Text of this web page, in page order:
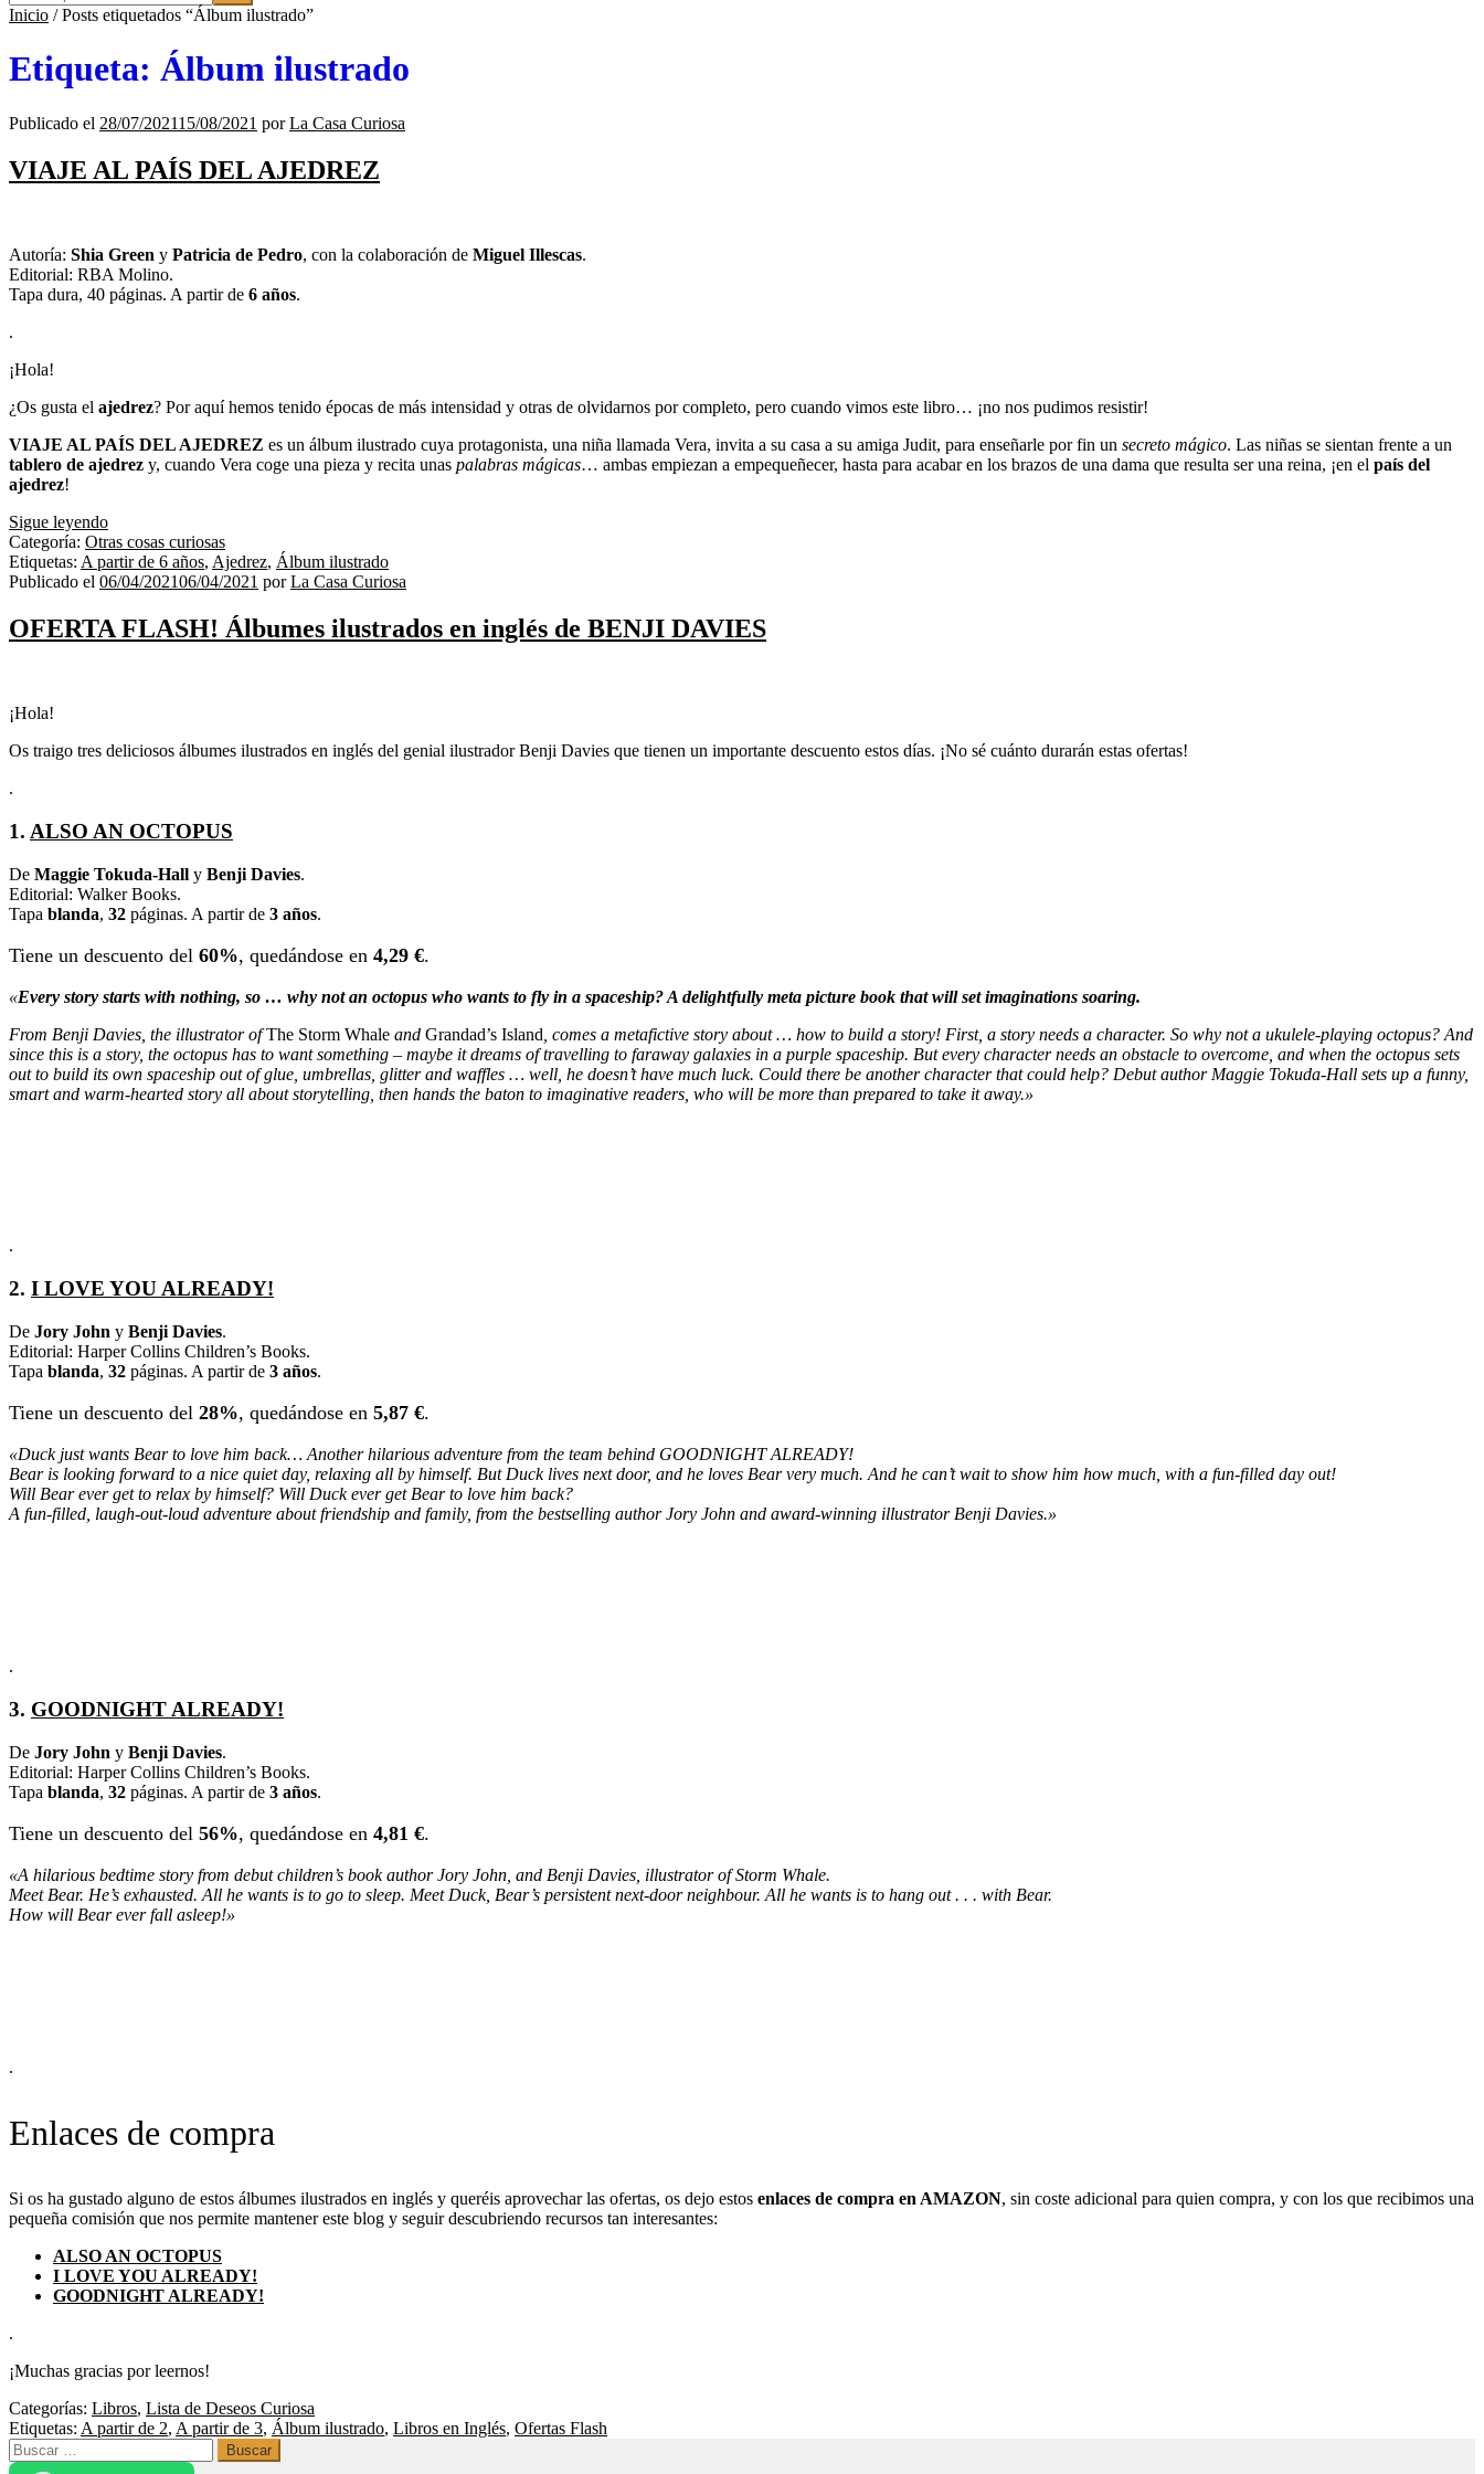
i
n
a
n
c
a
o
r
í
Inicio /Posts etiquetados “Álbum ilustrado”
Etiqueta: Álbum ilustrado
Publicado el 28/07/202115/08/2021 porLa Casa Curiosa
VIAJE AL PAÍS DEL AJEDREZ
Autoría: Shia Green y Patricia de Pedro, con la colaboración de Miguel Illescas.
Editorial: RBA Molino.
Tapa dura, 40 páginas. A partir de 6 años.
.
¡Hola!
¿Os gusta el ajedrez? Por aquí hemos tenido épocas de más intensidad y otras de olvidarnos por completo, pero cuando vimos este libro… ¡no nos pudimos resistir!
VIAJE AL PAÍS DEL AJEDREZ es un álbum ilustrado cuya protagonista, una niña llamada Vera, invita a su casa a su amiga Judit, para enseñarle por fin un secreto mágico. Las niñas se sientan frente a un
tablero de ajedrez y, cuando Vera coge una pieza y recita unas palabras mágicas… ambas empiezan a empequeñecer, hasta para acabar en los brazos de una dama que resulta ser una reina, ¡en el país del
ajedrez!
Sigue leyendoVIAJE
AL
PAÍS
DEL
Categoría: Otras cosas curiosas
Etiquetas: A partir de 6 años, Ajedrez, Álbum ilustrado
Publicado el 06/04/202106/04/2021 porLa Casa Curiosa
OFERTA FLASH! Álbumes ilustrados en inglés de BENJI DAVIES
¡Hola!
Os traigo tres deliciosos álbumes ilustrados en inglés del genial ilustrador Benji Davies que tienen un importante descuento estos días. ¡No sé cuánto durarán estas ofertas!
.
1. ALSO AN OCTOPUS
De Maggie Tokuda-Hall y Benji Davies.
Editorial: Walker Books.
Tapa blanda, 32 páginas. A partir de 3 años.
Tiene un descuento del 60%, quedándose en 4,29 €.
«Every story starts with nothing, so … why not an octopus who wants to fly in a spaceship? A delightfully meta picture book that will set imaginations soaring.
From Benji Davies, the illustrator ofThe Storm Whale and Grandad’s Island , comes a metafictive story about … how to build a story! First, a story needs a character. So why not a ukulele-playing octopus? And
since this is a story, the octopus has to want something – maybe it dreams of travelling to faraway galaxies in a purple spaceship. But every character needs an obstacle to overcome, and when the octopus sets
out to build its own spaceship out of glue, umbrellas, glitter and waffles … well, he doesn’t have much luck. Could there be another character that could help? Debut author Maggie Tokuda-Hall sets up a funny,
smart and warm-hearted story all about storytelling, then hands the baton to imaginative readers, who will be more than prepared to take it away.»
.
2. I LOVE YOU ALREADY!
De Jory John y Benji Davies.
Editorial: Harper Collins Children’s Books.
Tapa blanda, 32 páginas. A partir de 3 años.
Tiene un descuento del 28%, quedándose en 5,87 €.
«Duck just wants Bear to love him back… Another hilarious adventure from the team behind GOODNIGHT ALREADY!
Bear is looking forward to a nice quiet day, relaxing all by himself. But Duck lives next door, and he loves Bear very much. And he can’t wait to show him how much, with a fun-filled day out!
Will Bear ever get to relax by himself? Will Duck ever get Bear to love him back?
A fun-filled, laugh-out-loud adventure about friendship and family, from the bestselling author Jory John and award-winning illustrator Benji Davies.»
.
3. GOODNIGHT ALREADY!
De Jory John y Benji Davies.
Editorial: Harper Collins Children’s Books.
Tapa blanda, 32 páginas. A partir de 3 años.
Tiene un descuento del 56%, quedándose en 4,81 €.
«A hilarious bedtime story from debut children’s book author Jory John, and Benji Davies, illustrator of Storm Whale.
Meet Bear. He’s exhausted. All he wants is to go to sleep. Meet Duck, Bear’s persistent next-door neighbour. All he wants is to hang out . . . with Bear.
How will Bear ever fall asleep!»
.
Enlaces de compra
Si os ha gustado alguno de estos álbumes ilustrados en inglés y queréis aprovechar las ofertas, os dejo estos enlaces de compra en AMAZON, sin coste adicional para quien compra, y con los que recibimos una
pequeña comisión que nos permite mantener este blog y seguir descubriendo recursos tan interesantes:
ALSO AN OCTOPUS
I LOVE YOU ALREADY!
GOODNIGHT ALREADY!
.
¡Muchas gracias por leernos!
Categorías: Libros, Lista de Deseos Curiosa
Etiquetas: A partir de 2, A partir de 3, Álbum ilustrado, Libros en Inglés, Ofertas Flash
Buscar: